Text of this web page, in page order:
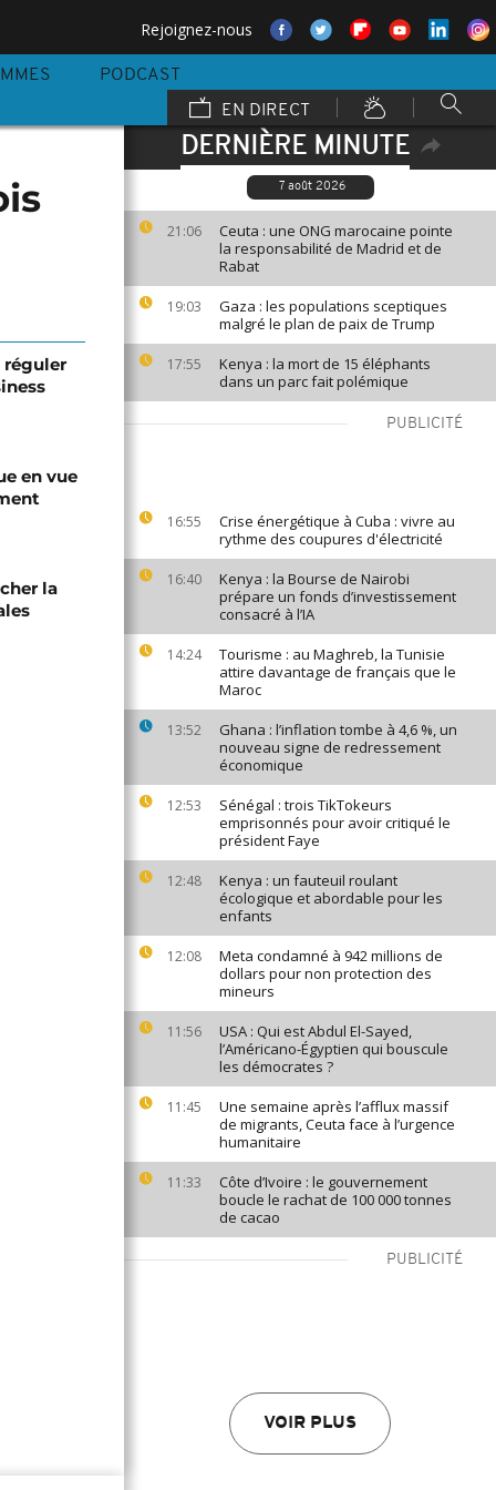
Rejoignez-nous
PODCAST
EN DIRECT
DERNIÈRE MINUTE
7 août 2026
21:06
Ceuta : une ONG marocaine pointe
la responsabilité de Madrid et de
Rabat
19:03
Gaza : les populations sceptiques
malgré le plan de paix de Trump
17:55
Kenya : la mort de 15 éléphants
dans un parc fait polémique
PUBLICITÉ
16:55
Crise énergétique à Cuba : vivre au
rythme des coupures d'électricité
16:40
Kenya : la Bourse de Nairobi
prépare un fonds d’investissement
consacré à l’IA
14:24
Tourisme : au Maghreb, la Tunisie
attire davantage de français que le
Maroc
13:52
Ghana : l’inflation tombe à 4,6 %, un
nouveau signe de redressement
économique
12:53
Sénégal : trois TikTokeurs
emprisonnés pour avoir critiqué le
président Faye
12:48
Kenya : un fauteuil roulant
écologique et abordable pour les
enfants
12:08
Meta condamné à 942 millions de
dollars pour non protection des
mineurs
11:56
USA : Qui est Abdul El-Sayed,
l’Américano-Égyptien qui bouscule
les démocrates ?
11:45
Une semaine après l’afflux massif
de migrants, Ceuta face à l’urgence
humanitaire
11:33
Côte d’Ivoire : le gouvernement
boucle le rachat de 100 000 tonnes
de cacao
PUBLICITÉ
VOIR PLUS
réguler
en vue
la